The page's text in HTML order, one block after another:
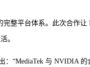
整平台体系。此次合作让
。
：“MediaTek 与 NVIDIA 的